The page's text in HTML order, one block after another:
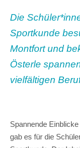
Die
Sportkunde
Montfort und
Österle
vielfältigen
Spannende
gab es für die